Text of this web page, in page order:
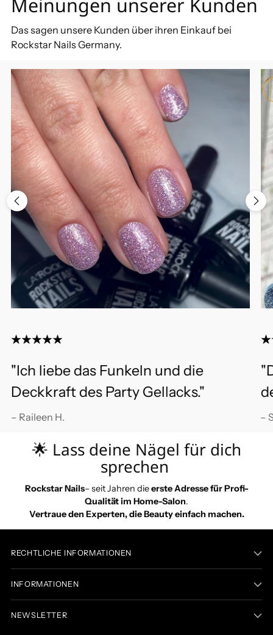
Meinungen unserer Kunden
Das sagen unsere Kunden über ihren Einkauf bei
Rockstar Nails Germany.
"Ich liebe das Funkeln und die
Deckkraft des Party Gellacks."
– Raileen H. –
🌟 Lass deine Nägel für dich
sprechen
Rockstar Nails– seit Jahren dieerste Adresse für Profi-
Qualität im Home-Salon.
Vertraue den Experten, die Beauty einfach machen.
RECHTLICHE INFORMATIONEN
INFORMATIONEN
NEWSLETTER